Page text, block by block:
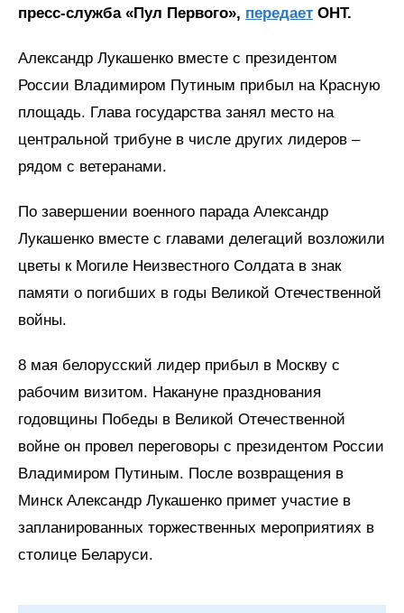
пресс-служба «Пул Первого», передает ОНТ.
Александр Лукашенко вместе с президентом
России Владимиром Путиным прибыл на Красную
площадь. Глава государства занял место на
центральной трибуне в числе других лидеров –
рядом с ветеранами.
По завершении военного парада Александр
Лукашенко вместе с главами делегаций возложили
цветы к Могиле Неизвестного Солдата в знак
памяти о погибших в годы Великой Отечественной
войны.
8 мая белорусский лидер прибыл в Москву с
рабочим визитом. Накануне празднования
годовщины Победы в Великой Отечественной
войне он провел переговоры с президентом России
Владимиром Путиным. После возвращения в
Минск Александр Лукашенко примет участие в
запланированных торжественных мероприятиях в
столице Беларуси.